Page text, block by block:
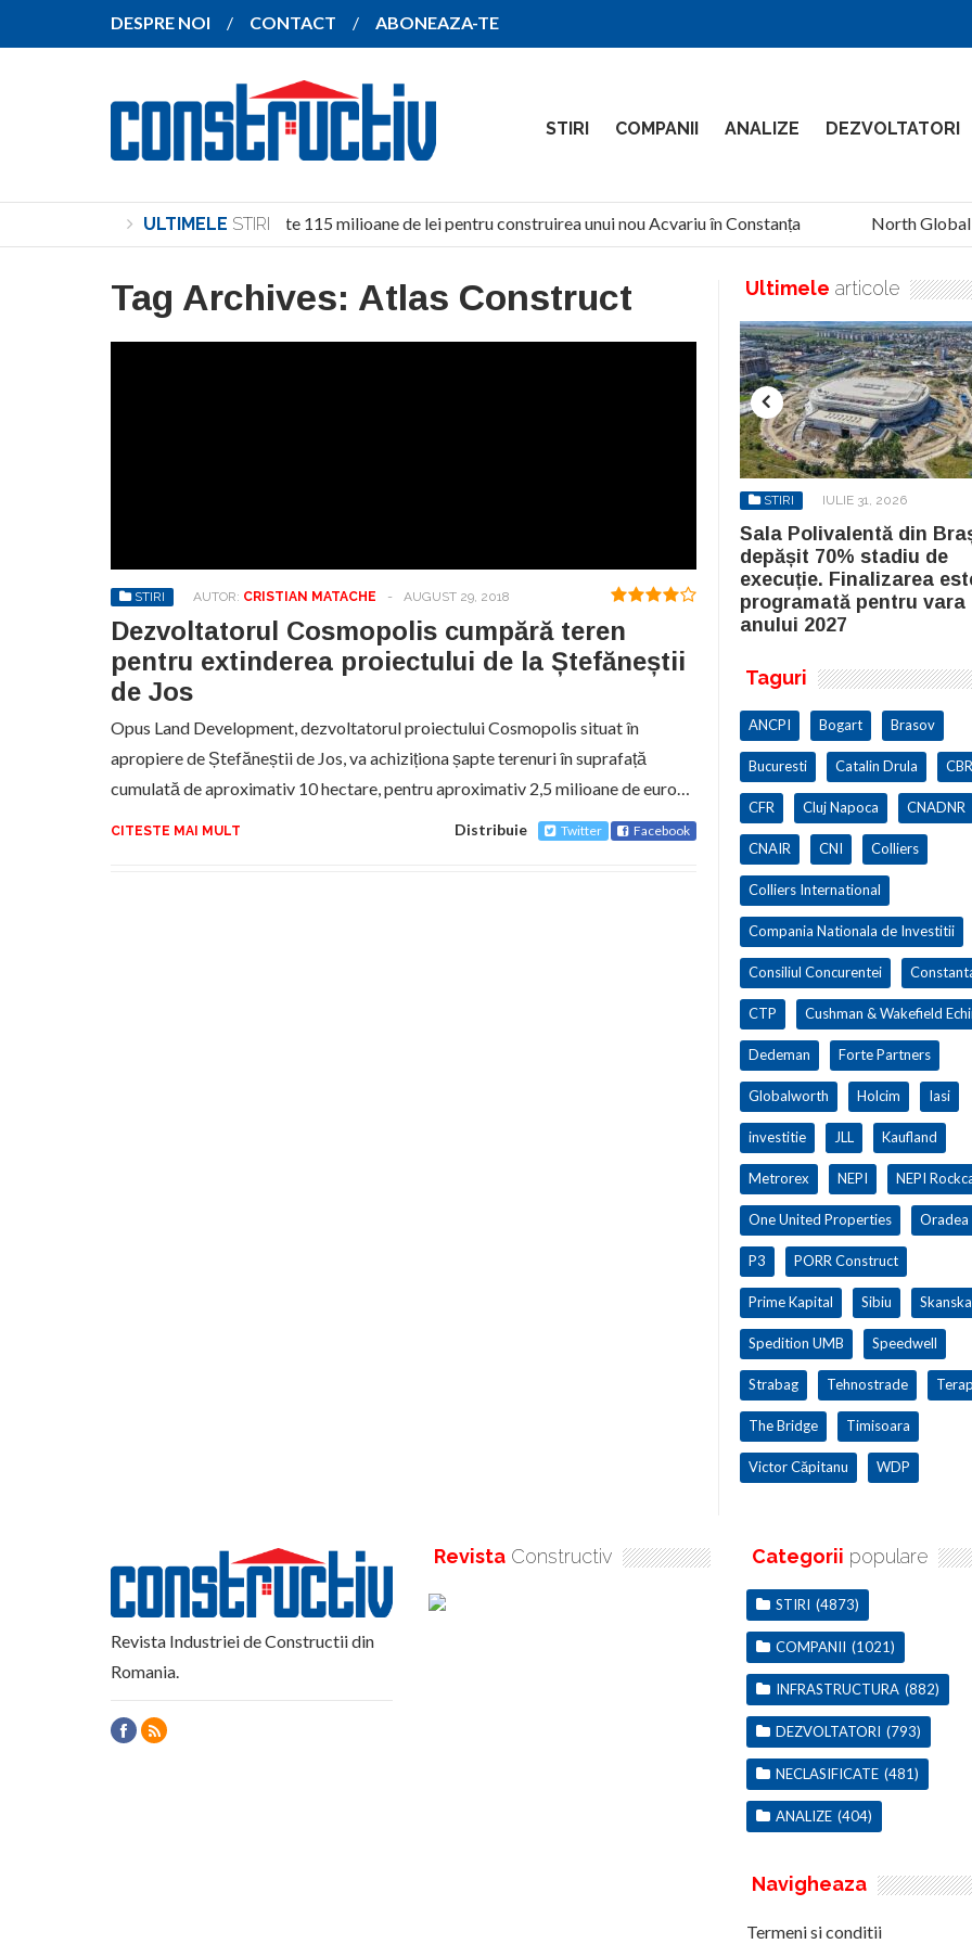
DESPRE NOI CONTACT ABONEAZA-TE
STIRI COMPANII ANALIZE DEZVOLTATORI
ULTIMELE STIRI
Investiție de peste 115 milioane de lei pentru construirea unui nou Acvariu în Constanța North Global
Tag Archives: Atlas Construct
STIRI AUTOR: CRISTIAN MATACHE - AUGUST 29, 2018
Dezvoltatorul Cosmopolis cumpără teren
pentru extinderea proiectului de la Ștefăneștii
de Jos
Opus Land Development, dezvoltatorul proiectului Cosmopolis situat în
apropiere de Ștefăneștii de Jos, va achiziționa șapte terenuri în suprafață
cumulată de aproximativ 10 hectare, pentru aproximativ 2,5 milioane de euro…
CITESTE MAI MULT Distribuie Twitter Facebook
Ultimele articole
programată pentru vara
anului 2027
STIRI IULIE 31, 2026
Sala Polivalentă din
depășit 70% stadiu de
execuție. Finalizarea
programată pentru vara
anului 2027
Taguri
ANCPI Bogart Brasov
Bucuresti Catalin Drula
CFR Cluj Napoca CNADNR
CNAIR CNI Colliers
Colliers International
Compania Nationala de Investitii
Consiliul Concurentei
CTP Cushman & Wakefield
Dedeman Forte Partners
Globalworth Holcim Iasi
investitie JLL Kaufland
Metrorex NEPI NEPI
One United Properties Oradea
P3 PORR Construct
Prime Kapital Sibiu Skanska
Spedition UMB Speedwell
Strabag Tehnostrade
The Bridge Timisoara
Victor Căpitanu WDP
Revista Industriei de Constructii din
Romania.
Revista Constructiv Categorii populare
STIRI (4873)
COMPANII (1021)
INFRASTRUCTURA (882)
DEZVOLTATORI (793)
NECLASIFICATE (481)
ANALIZE (404)
Navigheaza
Termeni si conditii